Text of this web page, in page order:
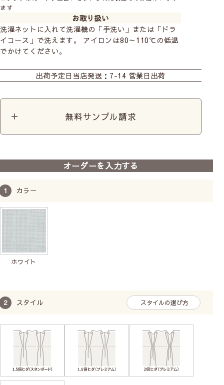
外から見た様子
ミラーレースカーテンは特殊な光沢糸が織り込ま
れたカーテンで、鏡のように光を反射することで
しながら、外の景色も楽しみたい方におススメで
す。
まさかのときも安心の防炎加工付き！
燃えにくくなる加工により火が燃え広がるのを防ぎま
す。ホテル・病院・映画館などの施設には防炎性能を
ます
お取り扱い
洗濯ネットに入れて洗濯機の「手洗い」または「ドラ
イコース」で洗えます。 アイロンは80～110℃の低温
でかけてください。
+オールワン
シェード幕体 カフェ
出荷予定日 当店発送：7-14 営業日出荷
無料サンプル請求
オーダーを入力する
カラー
ホワイト
スタイル スタイルの選び方